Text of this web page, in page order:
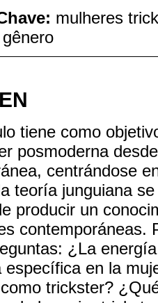
mulheres
tiene como
posmoderna
centrándose
teoría junguiana
producir un
contemporáneas.
¿La
específica en la
trickster?